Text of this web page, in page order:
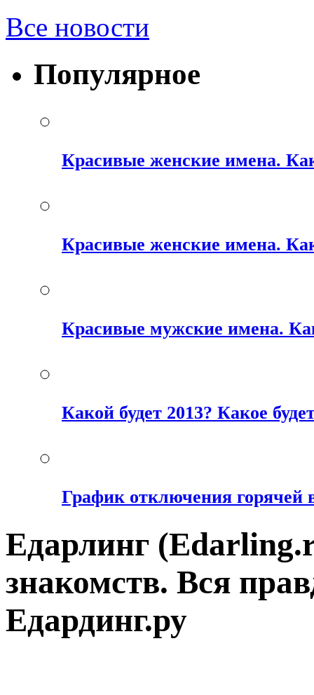
Все новости
Популярное
Красивые женские имена.
Красивые женские имена.
Красивые мужские имена.
Какой будет 2013? Какое
График отключения горячей
Едарлинг
знакомств. Вся
Едардинг.ру